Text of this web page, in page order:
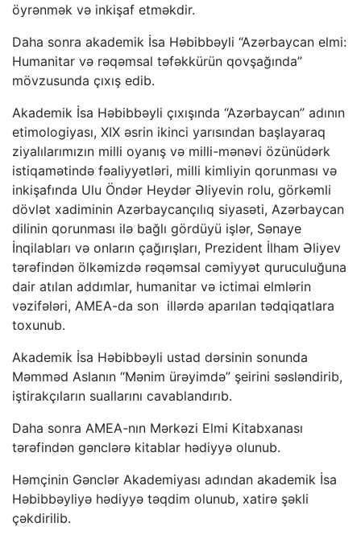
öyrənmək və inkişaf etməkdir.
Daha sonra akademik İsa Həbibbəyli “Azərbaycan elmi:
Humanitar və rəqəmsal təfəkkürün qovşağında”
mövzusunda çıxış edib.
Akademik İsa Həbibbəyli çıxışında “Azərbaycan” adının
etimologiyası, XIX əsrin ikinci yarısından başlayaraq
ziyalılarımızın milli oyanış və milli-mənəvi özünüdərk
istiqamətində fəaliyyətləri, milli kimliyin qorunması və
inkişafında Ulu Öndər Heydər Əliyevin rolu, görkəmli
dövlət xadiminin Azərbaycançılıq siyasəti, Azərbaycan
dilinin qorunması ilə bağlı gördüyü işlər, Sənaye
İnqilabları və onların çağırışları, Prezident İlham Əliyev
tərəfindən ölkəmizdə rəqəmsal cəmiyyət quruculuğuna
dair atılan addımlar, humanitar və ictimai elmlərin
vəzifələri, AMEA-da son illərdə aparılan tədqiqatlara
toxunub.
Akademik İsa Həbibbəyli ustad dərsinin sonunda
Məmməd Aslanın “Mənim ürəyimdə” şeirini səsləndirib,
iştirakçıların suallarını cavablandırıb.
Daha sonra AMEA-nın Mərkəzi Elmi Kitabxanası
tərəfindən gənclərə kitablar hədiyyə olunub.
Həmçinin Gənclər Akademiyası adından akademik İsa
Həbibbəyliyə hədiyyə təqdim olunub, xatirə şəkli
çəkdirilib.